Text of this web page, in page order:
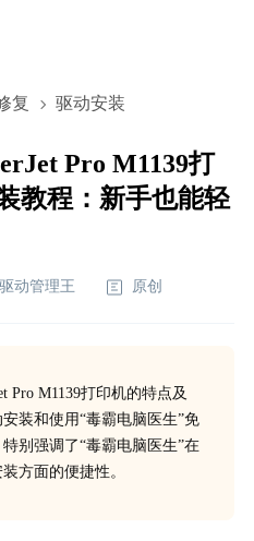
复 驱动安装
Pro M1139打
教程：新手也能轻
驱动管理王 原创
Pro M1139打印机的特点及
装和使用“毒霸电脑医生”免
别强调了“毒霸电脑医生”在
方面的便捷性。